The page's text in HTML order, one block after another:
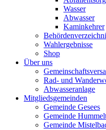
Wasser
Abwasser
Kaminkehrer
Wahlergebnisse
Shop
Über uns
Rad- und
Abwasseranlage
Mitgliedsgemeinden
Gemeinde Gesees
Gemeinde
Gemeinde